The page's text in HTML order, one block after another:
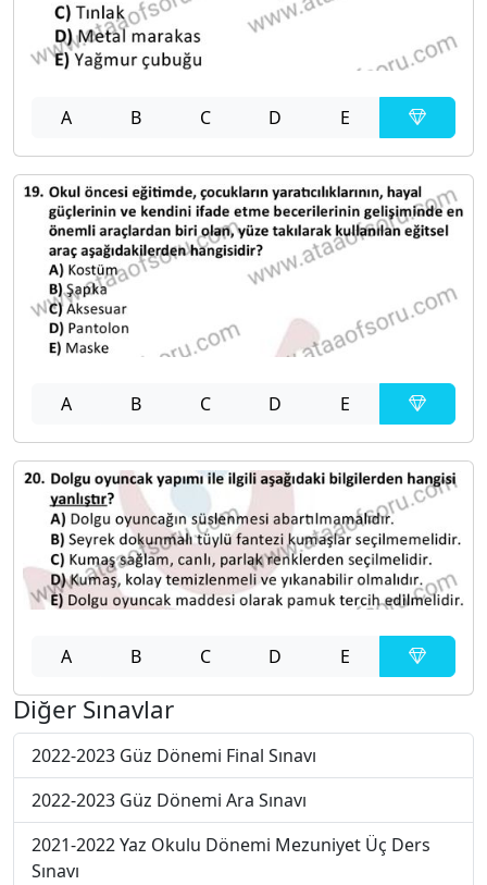
A B C D E
A B C D E
A B C D E
Diğer Sınavlar
2022-2023 Güz Dönemi Final Sınavı
2022-2023 Güz Dönemi Ara Sınavı
2021-2022 Yaz Okulu Dönemi Mezuniyet Üç Ders
Sınavı